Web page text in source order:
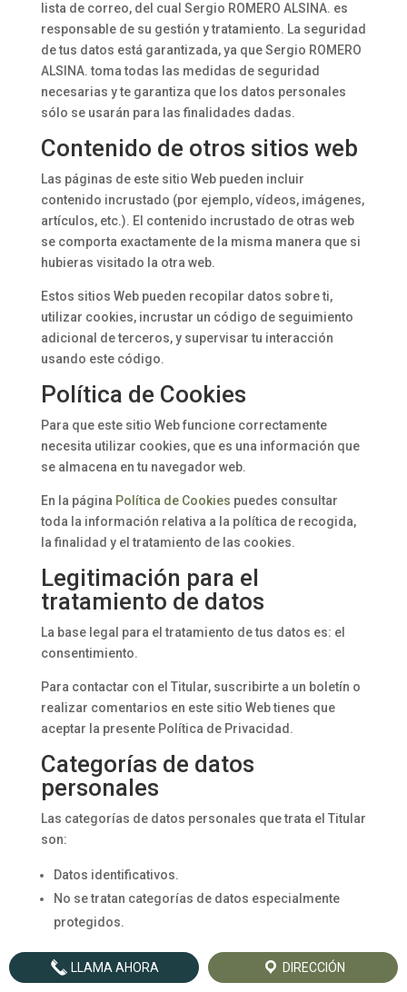
lista de correo, del cual Sergio ROMERO ALSINA. es
responsable de su gestión y tratamiento. La seguridad
de tus datos está garantizada, ya que Sergio ROMERO
ALSINA. toma todas las medidas de seguridad
necesarias y te garantiza que los datos personales
sólo se usarán para las finalidades dadas.
Contenido de otros sitios web
Las páginas de este sitio Web pueden incluir
contenido incrustado (por ejemplo, vídeos, imágenes,
artículos, etc.). El contenido incrustado de otras web
se comporta exactamente de la misma manera que si
hubieras visitado la otra web.
Estos sitios Web pueden recopilar datos sobre ti,
utilizar cookies, incrustar un código de seguimiento
adicional de terceros, y supervisar tu interacción
usando este código.
Política de Cookies
Para que este sitio Web funcione correctamente
necesita utilizar cookies, que es una información que
se almacena en tu navegador web.
En la página Política de Cookies puedes consultar
toda la información relativa a la política de recogida,
la finalidad y el tratamiento de las cookies.
Legitimación para el
tratamiento de datos
La base legal para el tratamiento de tus datos es: el
consentimiento.
Para contactar con el Titular, suscribirte a un boletín o
realizar comentarios en este sitio Web tienes que
aceptar la presente Política de Privacidad.
Categorías de datos
personales
Las categorías de datos personales que trata el Titular
son:
Datos identificativos.
No se tratan categorías de datos especialmente
protegidos.
Conservación de datos
personales
LLAMA AHORA DIRECCIÓN